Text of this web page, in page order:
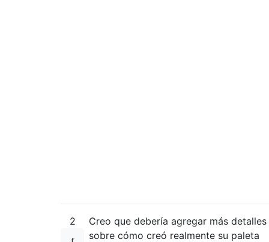
2
Creo que debería agregar más detalles
sobre cómo creó realmente su paleta